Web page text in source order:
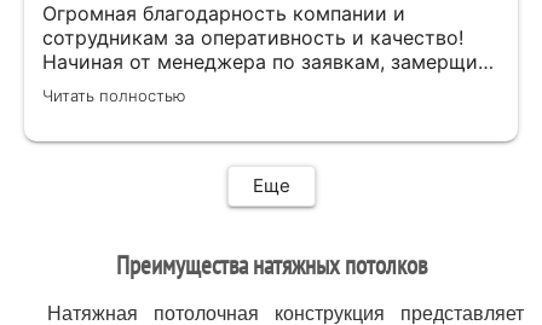
Огромная благодарность компании и
сотрудникам за оперативность и качество!
Начиная от менеджера по заявкам, замерщика
и установщиков. Объяснили про полотно и
системы монтажа, дали выбор, сделали
Читать полностью
Еще
Преимущества натяжных потолков
Натяжная потолочная конструкция представляет